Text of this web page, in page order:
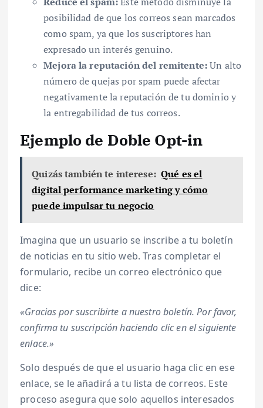
posibilidad de que los correos sean marcados
como spam, ya que los suscriptores han
expresado un interés genuino.
Mejora la reputación del remitente:Un alto
número de quejas por spam puede afectar
negativamente la reputación de tu dominio y
la entregabilidad de tus correos.
Ejemplo de Doble Opt-in
Quizás también te interese: Qué es el
digital performance marketing y cómo
puede impulsar tu negocio
Imagina que un usuario se inscribe a tu boletín
de noticias en tu sitio web. Tras completar el
formulario, recibe un correo electrónico que
dice:
«Gracias por suscribirte a nuestro boletín. Por favor,
confirma tu suscripción haciendo clic en el siguiente
enlace.»
Solo después de que el usuario haga clic en ese
enlace, se le añadirá a tu lista de correos. Este
proceso asegura que solo aquellos interesados